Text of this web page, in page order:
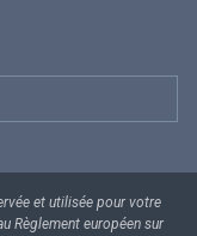
et utilisée pour votre
Règlement européen sur